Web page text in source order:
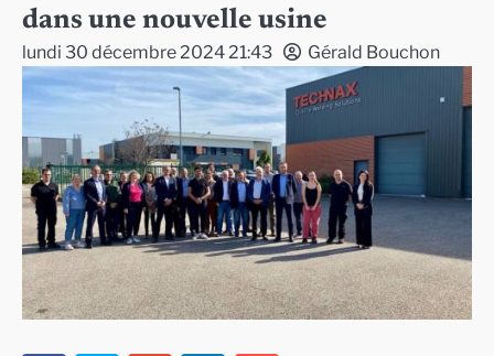
dans une nouvelle usine
lundi 30 décembre 2024 21:43 Gérald Bouchon